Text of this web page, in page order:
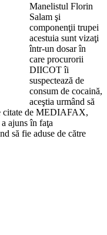
Manelistul Florin
Salam şi
componenţii trupei
acestuia sunt vizaţi
într-un dosar în
care procurorii
DIICOT îi
suspectează de
consum de cocaină,
aceştia urmând să
citate de MEDIAFAX,
ajuns în faţa
să fie aduse de către